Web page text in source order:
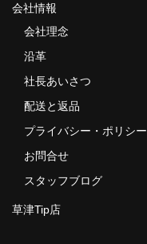
会社情報
会社理念
沿革
社長あいさつ
配送と返品
プライバシー・ポリシー
お問合せ
スタッフブログ
草津Tip店